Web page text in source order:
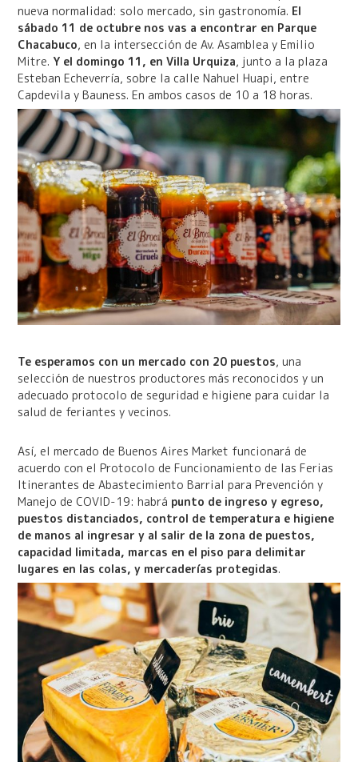
nueva normalidad: solo mercado, sin gastronomía. El
sábado 11 de octubre nos vas a encontrar en Parque
Chacabuco, en la intersección de Av. Asamblea y Emilio
Mitre. Y el domingo 11, en Villa Urquiza, junto a la plaza
Esteban Echeverría, sobre la calle Nahuel Huapi, entre
Capdevila y Bauness. En ambos casos de 10 a 18 horas.
Te esperamos con un mercado con 20 puestos, una
selección de nuestros productores más reconocidos y un
adecuado protocolo de seguridad e higiene para cuidar la
salud de feriantes y vecinos.
Así, el mercado de Buenos Aires Market funcionará de
acuerdo con el Protocolo de Funcionamiento de las Ferias
Itinerantes de Abastecimiento Barrial para Prevención y
Manejo de COVID-19: habrá punto de ingreso y egreso,
puestos distanciados, control de temperatura e higiene
de manos al ingresar y al salir de la zona de puestos,
capacidad limitada, marcas en el piso para delimitar
lugares en las colas, y mercaderías protegidas.